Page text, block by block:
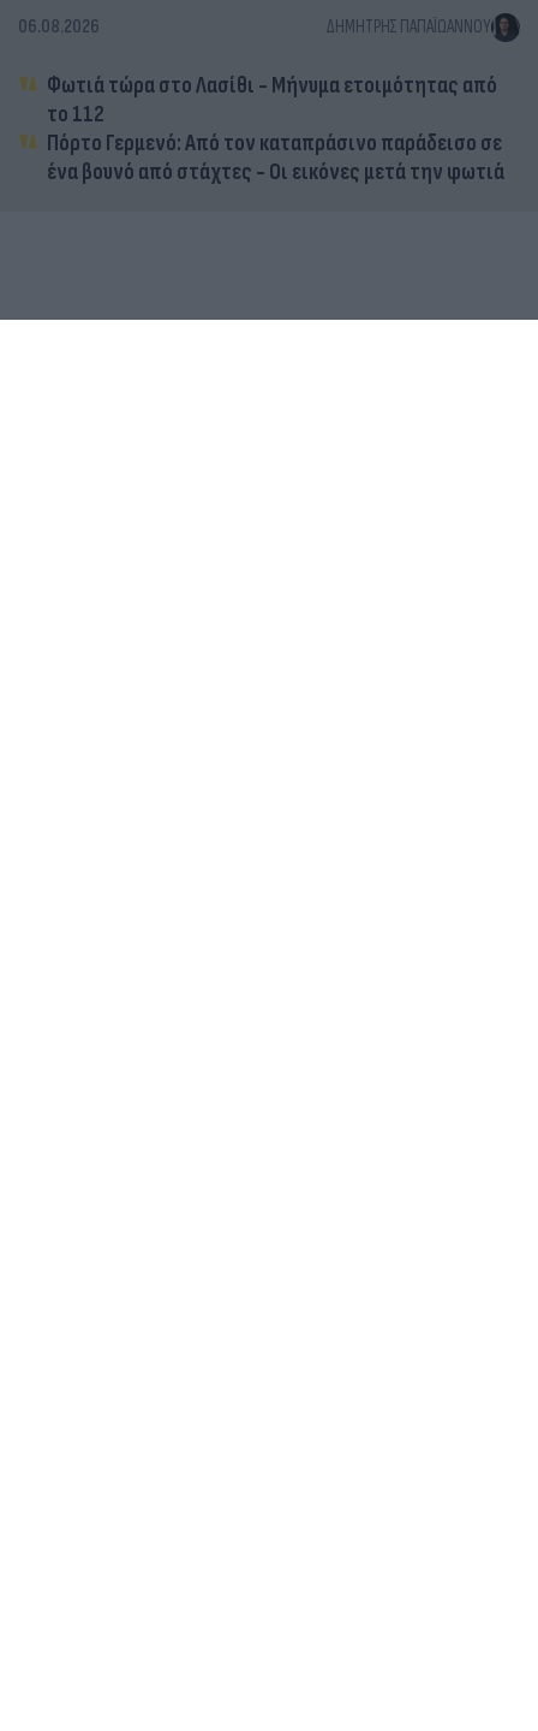
06.08.2026 ΔΗΜΉΤΡΗΣ ΠΑΠΑΪΩΆΝΝΟΥ
Φωτιά τώρα στο Λασίθι - Μήνυμα ετοιμότητας από
το 112
Πόρτο Γερμενό: Από τον καταπράσινο παράδεισο σε
ένα βουνό από στάχτες - Οι εικόνες μετά την φωτιά